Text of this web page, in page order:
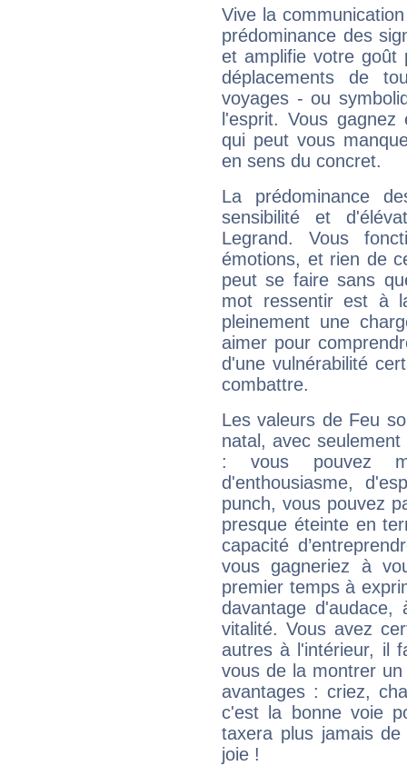
Vive la
prédominance des
et amplifie votre goût
déplacements de
voyages - ou
l'esprit. Vous
qui peut vous
en sens du concret.
La prédominance
sensibilité et
Legrand. Vous
émotions, et rien de
peut se faire sans
mot ressentir est à
pleinement une
aimer pour
d'une vulnérabilité
combattre.
Les valeurs de Feu
natal, avec
: vous pouvez
d'enthousiasme,
punch, vous pouvez
presque éteinte en
capacité
vous gagneriez à
premier temps à
davantage
vitalité. Vous avez
autres à l'intérieur, il
vous de la montrer
avantages : criez,
c'est la bonne voie
taxera plus jamais
joie !